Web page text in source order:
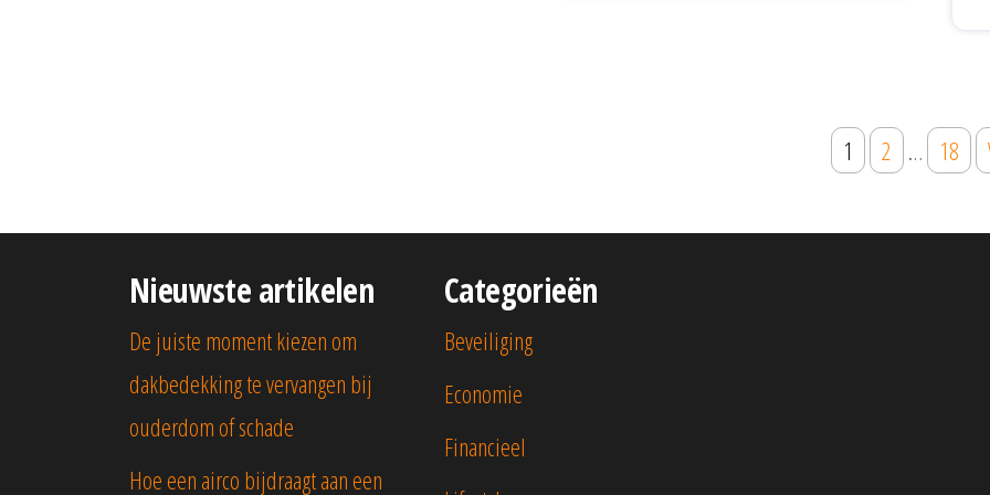
1 2 … 18
Nieuwste artikelen
De juiste moment kiezen om
dakbedekking te vervangen bij
ouderdom of schade
Hoe een airco bijdraagt aan een
Categorieën
Beveiliging
Economie
Financieel